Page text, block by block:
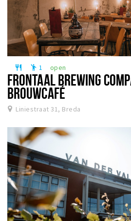
restaurant emoji_people 1 open
FRONTAAL BREWING
BROUWCAFÉ
Liniestraat 31, Breda